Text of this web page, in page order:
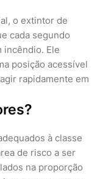
o extintor de
cada segundo
incêndio. Ele
posição acessível
rapidamente em
à classe
de risco a ser
na proporção